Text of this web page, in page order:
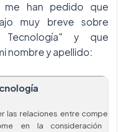
me han pedido que
muy breve sobre
Tecnología" y que
nombre y apellido:
las relaciones entre
en la consideración